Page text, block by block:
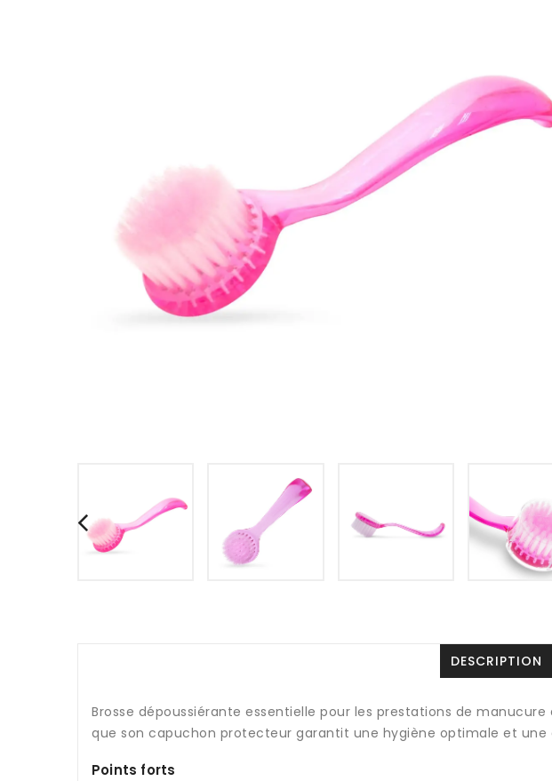
DESCRIPTION
Brosse dépoussiérante essentielle pour les prestations de
que son capuchon protecteur garantit une hygiène optimale et une
Points forts